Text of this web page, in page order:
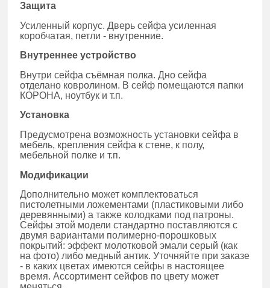
Защита
Усиленный корпус. Дверь сейфа усиленная
коробчатая, петли - внутренние.
Внутреннее устройство
Внутри сейфа съёмная полка. Дно сейфа
отделано ковролином. В сейф помещаются папки
КОРОНА, ноутбук и т.п.
Установка
Предусмотрена возможность установки сейфа в
мебель, крепления сейфа к стене, к полу,
мебельной полке и т.п.
Модификации
Дополнительно может комплектоваться
пистолетными ложементами (пластиковыми либо
деревянными) а также колодками под патроны.
Сейфы этой модели стандартно поставляются с
двумя вариантами полимерно-порошковых
покрытий: эффект молотковой эмали серый (как
на фото) либо медный антик. Уточняйте при заказе
- в каких цветах имеются сейфы в настоящее
время. Ассортимент сейфов по цвету может